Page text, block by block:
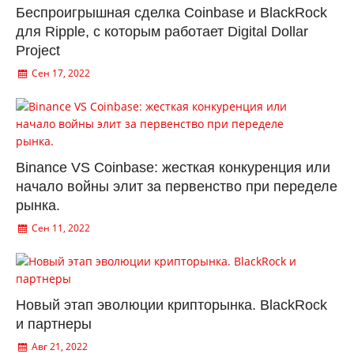
Беспроигрышная сделка Coinbase и BlackRock
для Ripple, с которым работает Digital Dollar
Project
Сен 17, 2022
Binance VS Coinbase: жесткая конкуренция или
начало войны элит за первенство при переделе
рынка.
Сен 11, 2022
Новый этап эволюции крипторынка. BlackRock
и партнеры
Авг 21, 2022